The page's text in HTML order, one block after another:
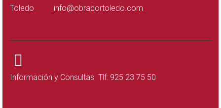
Toledo info@obradortoledo.com
Información y Consultas Tlf: 925 23 75 50